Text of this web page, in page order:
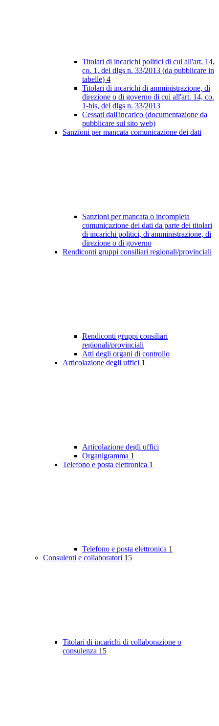
Titolari di incarichi politici di cui all'art. 14,
co. 1, del dlgs n. 33/2013 (da pubblicare in
tabelle) 4
Titolari di incarichi di amministrazione, di
direzione o di governo di cui all'art. 14, co.
1-bis, del dlgs n. 33/2013
Cessati dall'incarico (documentazione da
pubblicare sul sito web)
Sanzioni per mancata comunicazione dei dati
Sanzioni per mancata o incompleta
comunicazione dei dati da parte dei titolari
di incarichi politici, di amministrazione, di
direzione o di governo
Rendiconti gruppi consiliari regionali/provinciali
Rendiconti gruppi consiliari
regionali/provinciali
Atti degli organi di controllo
Articolazione degli uffici 1
Articolazione degli uffici
Organigramma 1
Telefono e posta elettronica 1
Telefono e posta elettronica 1
Consulenti e collaboratori 15
Titolari di incarichi di collaborazione o
consulenza 15